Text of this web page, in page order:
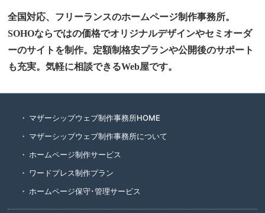
全国対応、フリーランスのホームページ制作事務所。
SOHOならではの価格でオリジナルデザインやセミオーダ
ーのサイトを制作。定額制格安プランや公開後のサポート
も充実。気軽に相談できるWeb屋です。
マザーシップウェブ制作事務所HOME
マザーシップウェブ制作事務所について
ホームページ制作サービス
ワードプレス制作プラン
ホームページ保守･管理サービス